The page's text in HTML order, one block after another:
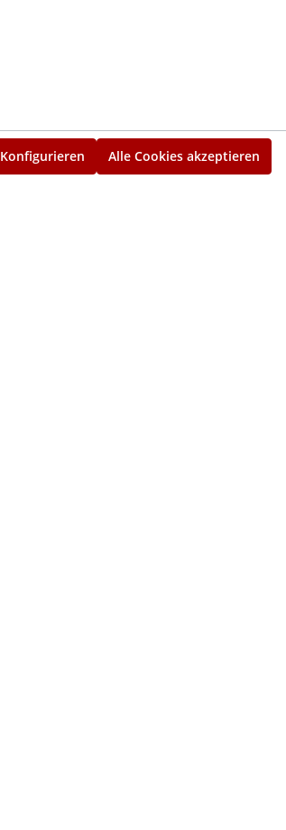
Konfigurieren Alle Cookies akzeptieren